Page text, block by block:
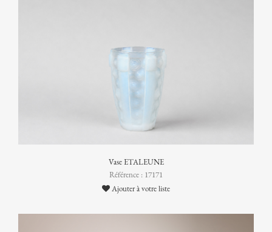
Vase ETALEUNE
Référence : 17171
Ajouter à votre liste